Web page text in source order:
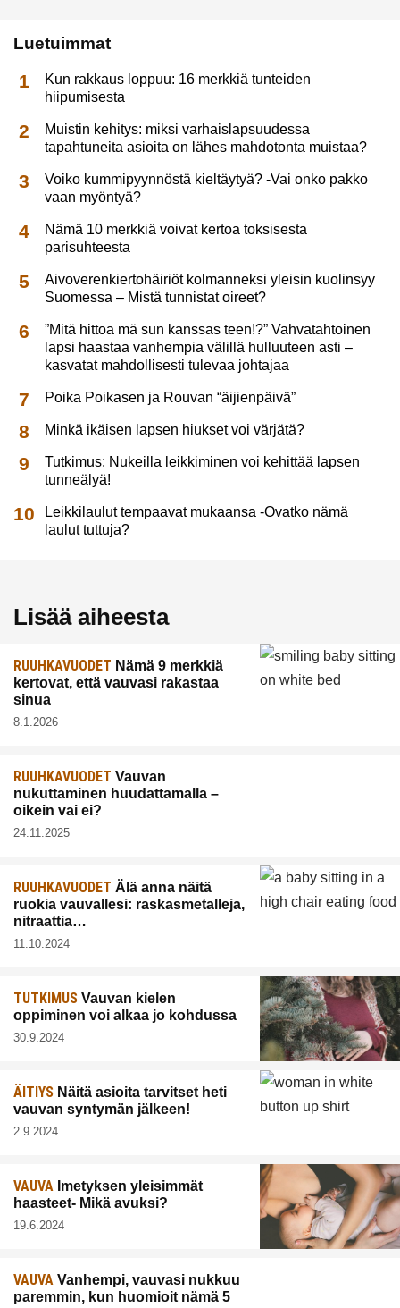
Luetuimmat
Kun rakkaus loppuu: 16 merkkiä tunteiden
hiipumisesta
Muistin kehitys: miksi varhaislapsuudessa
tapahtuneita asioita on lähes mahdotonta muistaa?
Voiko kummipyynnöstä kieltäytyä? -Vai onko pakko
vaan myöntyä?
Nämä 10 merkkiä voivat kertoa toksisesta
parisuhteesta
Aivoverenkiertohäiriöt kolmanneksi yleisin kuolinsyy
Suomessa – Mistä tunnistat oireet?
”Mitä hittoa mä sun kanssas teen!?” Vahvatahtoinen
lapsi haastaa vanhempia välillä hulluuteen asti –
kasvatat mahdollisesti tulevaa johtajaa
Poika Poikasen ja Rouvan “äijienpäivä”
Minkä ikäisen lapsen hiukset voi värjätä?
Tutkimus: Nukeilla leikkiminen voi kehittää lapsen
tunneälyä!
Leikkilaulut tempaavat mukaansa -Ovatko nämä
laulut tuttuja?
Lisää aiheesta
RUUHKAVUODET Nämä 9 merkkiä
kertovat, että vauvasi rakastaa
sinua
8.1.2026
RUUHKAVUODET Vauvan
nukuttaminen huudattamalla –
oikein vai ei?
24.11.2025
RUUHKAVUODET Älä anna näitä
ruokia vauvallesi: raskasmetalleja,
nitraattia…
11.10.2024
TUTKIMUS Vauvan kielen
oppiminen voi alkaa jo kohdussa
30.9.2024
ÄITIYS Näitä asioita tarvitset heti
vauvan syntymän jälkeen!
2.9.2024
VAUVA Imetyksen yleisimmät
haasteet- Mikä avuksi?
19.6.2024
VAUVA Vanhempi, vauvasi nukkuu
paremmin, kun huomioit nämä 5